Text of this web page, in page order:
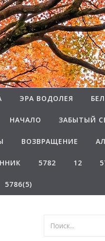
ЭРА ВОДОЛЕЯ
НАЧАЛО ЗАБЫТЫЙ
ВОЗВРАЩЕНИЕ
5782 12
5786(5)